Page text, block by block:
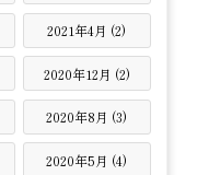
2021年4月 (2)
2020年12月 (2)
2020年8月 (3)
2020年5月 (4)